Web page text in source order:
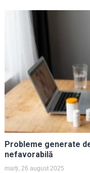
Probleme generate
nefavorabilă
marți, 26 august 2025